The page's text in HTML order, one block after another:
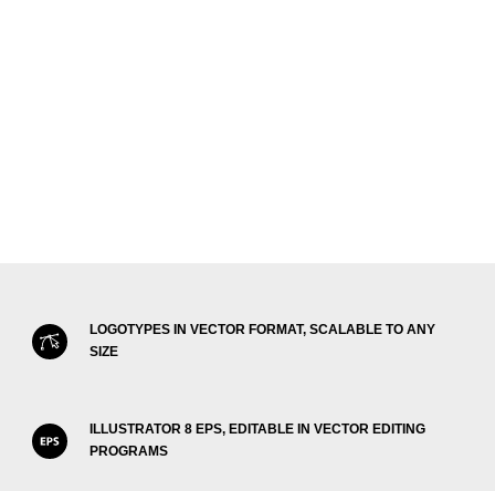
LOGOTYPES IN VECTOR FORMAT, SCALABLE TO ANY
SIZE
ILLUSTRATOR 8 EPS, EDITABLE IN VECTOR EDITING
PROGRAMS